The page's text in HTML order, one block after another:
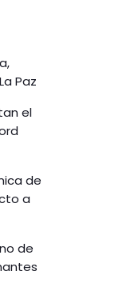
Paz
el
de
a
de